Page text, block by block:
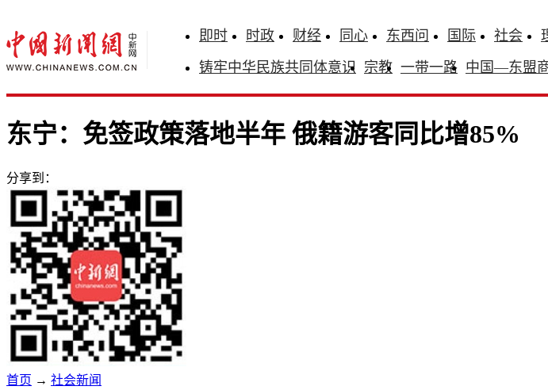
即时 时政 财经 同心 东西问 国际 社会
铸牢中华民族共同体意识 宗教 一带一路 中国—东盟
东宁：免签政策落地半年 俄籍游客同比增85%
分享到：
首页 → 社会新闻